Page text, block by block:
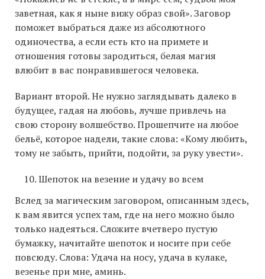
заветная, как я ныне вижу образ свой». Заговор
поможет выбраться даже из абсолютного
одиночества, а если есть кто на примете и
отношения готовы зародиться, белая магия
влюбит в вас понравившегося человека.
Вариант второй. Не нужно заглядывать далеко в
будущее, гадая на любовь, лучше привлечь на
свою сторону волшебство. Прошепчите на любое
бельё, которое надели, такие слова: «Кому любить,
тому не забыть, прийти, подойти, за руку увести».
Шепоток на везение и удачу во всем
Вслед за магическим заговором, описанным здесь,
к вам явится успех там, где на него можно было
только надеяться. Сложите вчетверо пустую
бумажку, начитайте шепоток и носите при себе
повсюду. Слова: Удача на носу, удача в кулаке,
везенье при мне, аминь.